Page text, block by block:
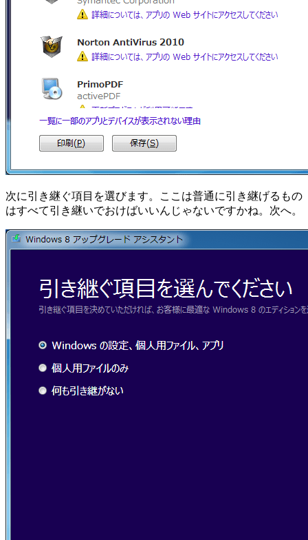
次に引き継ぐ項目を選びます。ここは普通に引き継げるもの
はすべて引き継いでおけばいいんじゃないですかね。次へ。